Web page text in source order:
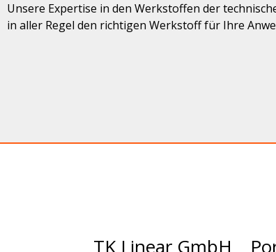
Unsere Expertise in den Werkstoffen der
in aller Regel den richtigen Werkstoff für Ihre
TK Linear GmbH